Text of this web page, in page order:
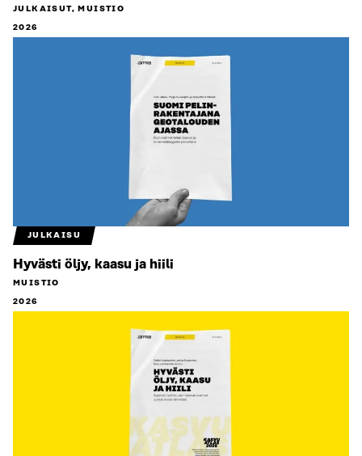
JULKAISUT, MUISTIO
2026
JULKAISU
Hyvästi öljy, kaasu ja hiili
MUISTIO
2026